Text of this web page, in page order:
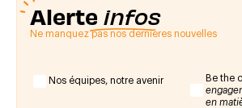
Alerte infos
Ne manquez pas nos dernières nouvelles
Nos équipes, notre avenir Be the
en